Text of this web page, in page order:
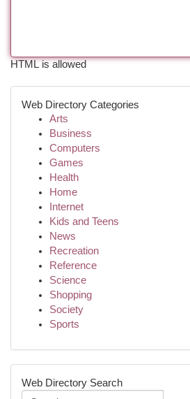
HTML is allowed
Web Directory Categories
Arts
Business
Computers
Games
Health
Home
Internet
Kids and Teens
News
Recreation
Reference
Science
Shopping
Society
Sports
Web Directory Search